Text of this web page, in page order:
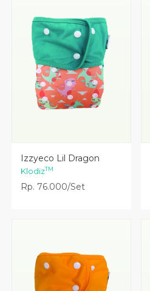
Lihat Detail
Izzyeco Lil Dragon
KlodizTM
Rp. 76.000/Set